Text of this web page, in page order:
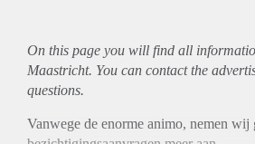
On this page you will find all
Maastricht. You can contact the
questions.
Vanwege de enorme animo, nemen wij